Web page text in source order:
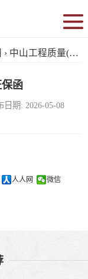
› 中山工程质量(维修)保证保函
函
日期: 2026-05-08
人人网 微信